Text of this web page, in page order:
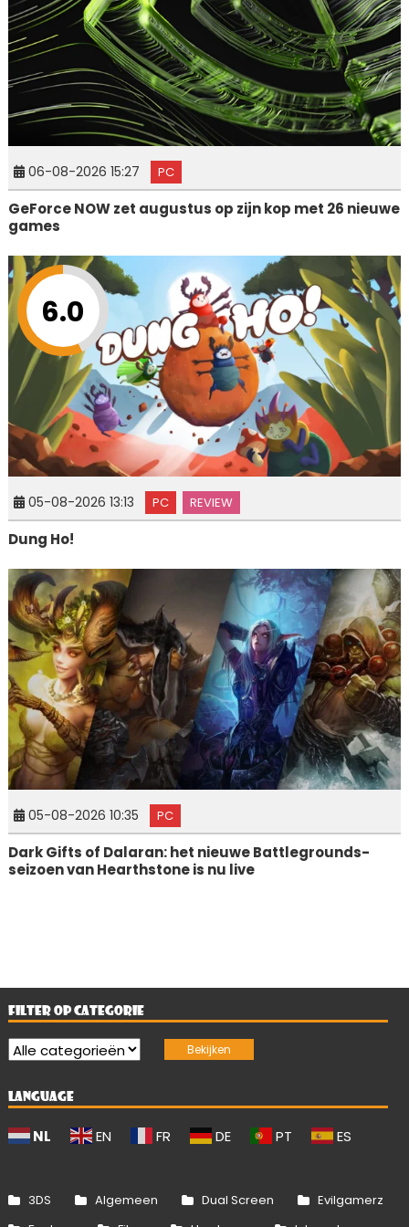
06-08-2026 15:27 PC
GeForce NOW zet augustus op zijn kop met 26 nieuwe
games
6.0
05-08-2026 13:13 PC REVIEW
Dung Ho!
05-08-2026 10:35 PC
Dark Gifts of Dalaran: het nieuwe Battlegrounds-
seizoen van Hearthstone is nu live
FILTER OP CATEGORIE
LANGUAGE
NL EN FR DE PT ES
3DS Algemeen Dual Screen
Evilgamerz